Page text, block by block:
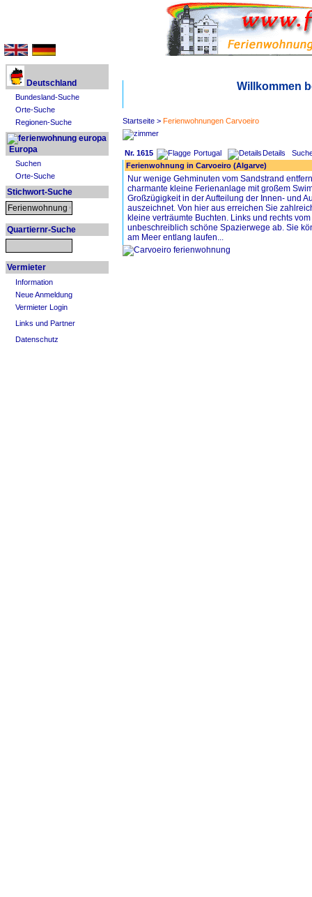
Deutschland
Bundesland-Suche
Orte-Suche
Regionen-Suche
Europa
Suchen
Orte-Suche
Stichwort-Suche
Quartiernr-Suche
Vermieter
Information
Neue Anmeldung
Vermieter Login
Links und Partner
Datenschutz
Willkommen
Startseite > Ferienwohnungen Carvoeiro
Nr. 1615 Portugal Details
Ferienwohnung in Carvoeiro (Algarve)
Nur wenige Gehminuten vom Sandstrand
charmante kleine Ferienanlage mit großem
Großzügigkeit in der Aufteilung der Innen- und
auszeichnet. Von hier aus erreichen Sie
kleine verträumte Buchten. Links und rechts
unbeschreiblich schöne Spazierwege ab. Sie
am Meer entlang laufen...